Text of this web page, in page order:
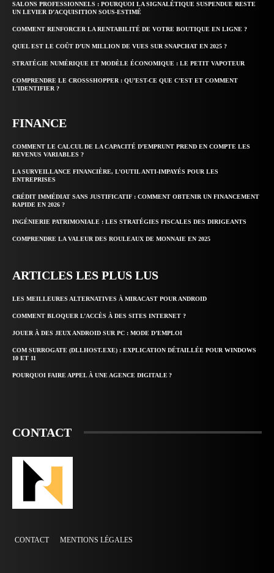
SALONS PROFESSIONNELS : POURQUOI LA SIGNALÉTIQUE SUSPENDUE RESTE
UN LEVIER D’ACQUISITION SOUS-ESTIMÉ
COMMENT RENFORCER LA RENTABILITÉ DE VOTRE BOUTIQUE EN LIGNE ?
QUEL EST LE COÛT D’UN MILLION DE VUES SUR SNAPCHAT EN 2025 ?
STRATÉGIE NUMÉRIQUE ET MODÈLE ÉCONOMIQUE : LE PETIT VAPOTEUR
COMPRENDRE LE CROSSSHOPPER : QU’EST-CE QUE C’EST ET COMMENT
L’IDENTIFIER ?
FINANCE
COMMENT LE CALCUL DE LA CAPACITÉ D’EMPRUNT PREND EN COMPTE LES
REVENUS VARIABLES ?
LA SURVEILLANCE FINANCIÈRE, L’OUTIL ANTI-IMPAYÉS POUR LES
ENTREPRISES
CRÉDIT IMMÉDIAT SANS JUSTIFICATIF : COMMENT OBTENIR UN FINANCEMENT
RAPIDE EN 2026 ?
INGÉNIERIE PATRIMONIALE : LES STRATÉGIES FISCALES DES DIRIGEANTS
COMPRENDRE LA VALEUR DES ROULEAUX DE MONNAIE EN 2025
ARTICLES LES PLUS LUS
LES MEILLEURES ALTERNATIVES À MIRACAST POUR ANDROID
COMMENT BLOQUER L’ACCÈS À DES SITES INTERNET ?
JOUER À DES JEUX ANDROID SUR PC : MODE D’EMPLOI
COM SURROGATE (DLLHOST.EXE) : EXPLICATION DÉTAILLÉE POUR WINDOWS
10 ET 11
POURQUOI FAIRE APPEL À UNE AGENCE DIGITALE ?
CONTACT
CONTACT MENTIONS LÉGALES